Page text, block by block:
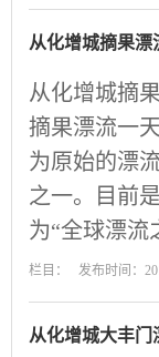
从化增城摘果漂
从化增城摘
摘果漂流一
为原始的漂
之一。目前
为“全球漂流
栏目： 发布时间：
从化增城大丰门